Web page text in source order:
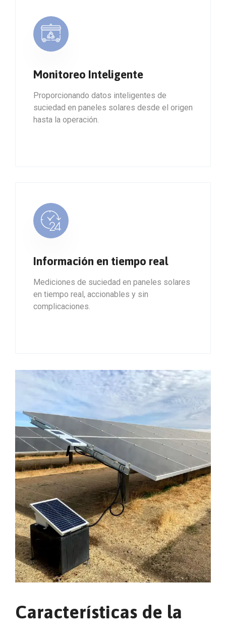
Monitoreo Inteligente
Proporcionando datos inteligentes de
suciedad en paneles solares desde el origen
hasta la operación.
Información en tiempo real
Mediciones de suciedad en paneles solares
en tiempo real, accionables y sin
complicaciones.
Características de la